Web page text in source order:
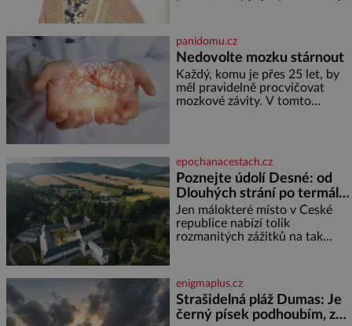
častěji mluví o svém odchodu.
Dohnala ji snad samota? Půs
panidomu.cz
Nedovolte mozku stárnout
Každý, komu je přes 25 let, by
měl pravidelně procvičovat
mozkové závity. V tomto
jméno kolegy z práce. Nebo
marně v paměti lovíte název
knížky, kterou jste nedávno
přečetli. Je to opravdu tak, s
věkem jako kdyby se paměť
rozhodla stávkovat. Cvičte
epochanacestach.cz
Poznejte údolí Desné: od
Dlouhých strání po termální
prameny
Jen málokteré místo v České
republice nabízí tolik
rozmanitých zážitků na tak
jediného dne můžete
nahlédnout do útrob jedné z
nejvýznamnějších vodních
elektráren v Evropě, vydat se na
enigmaplus.cz
Strašidelná pláž Dumas: Je
černý písek podhoubím, ze